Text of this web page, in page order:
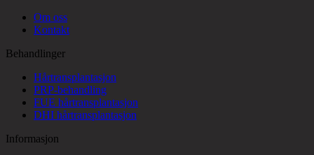
Om oss
Kontakt
Behandlinger
Hårtransplantasjon
PRP-behandling
FUE hårtransplantasjon
DHI hårtransplantasjon
Informasjon